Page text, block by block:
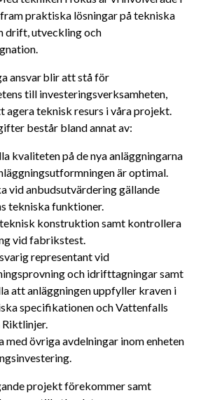
praktiska lösningar på tekniska
drift, utveckling och
ansvar blir att stå för
till investeringsverksamheten,
agera teknisk resurs i våra projekt.
består bland annat av:
kvaliteten på de nya anläggningarna
är optimal.
vid anbudsutvärdering gällande
tekniska funktioner.
konstruktion samt kontrollera
vid fabrikstest.
representant vid
och idrifttagningar samt
att anläggningen uppfyller kraven i
specifikationen och Vattenfalls
Riktlinjer.
med övriga avdelningar inom enheten
projekt förekommer samt